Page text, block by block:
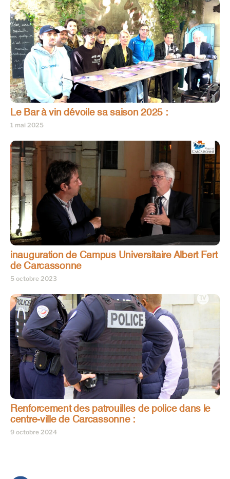
Le Bar à vin dévoile sa saison 2025 :
1 mai 2025
inauguration de Campus Universitaire Albert Fert
de Carcassonne
5 octobre 2023
Renforcement des patrouilles de police dans le
centre-ville de Carcassonne :
9 octobre 2024